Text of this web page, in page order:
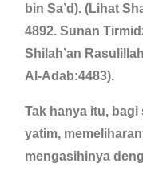
bin Sa’d). (Lihat
4892. Sunan
Shilah’an
Al-Adab:4483).
Tak hanya itu,
yatim,
mengasihinya